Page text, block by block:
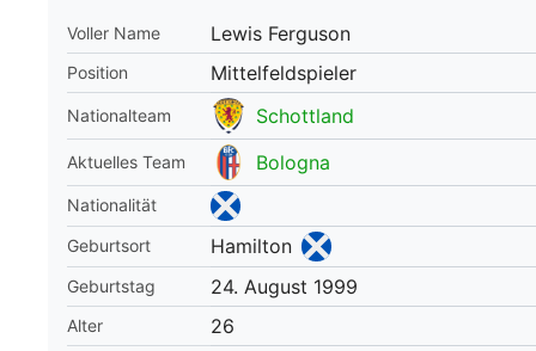
downloaden
Voller Name Lewis Ferguson
Position Mittelfeldspieler
Nationalteam Schottland
Aktuelles Team Bologna
Nationalität
Geburtsort
Hamilton
Geburtstag 24. August 1999
Alter 26